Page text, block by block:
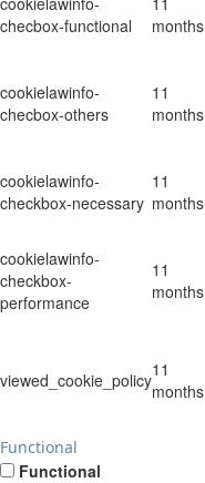
checbox-functional
months
cookielawinfo-
checbox-others
11
months
cookielawinfo-
checkbox-necessary
11
months
cookielawinfo-
checkbox-
performance
11
months
viewed_cookie_policy11
months
Functional
Functional